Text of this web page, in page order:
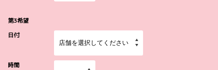
第3希望
日付
時間